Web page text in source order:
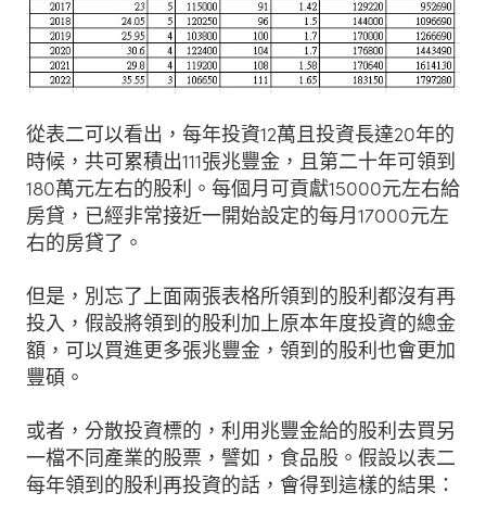
從表二可以看出，每年投資12萬且投資長達20年的
時候，共可累積出111張兆豐金，且第二十年可領到
180萬元左右的股利。每個月可貢獻15000元左右給
房貸，已經非常接近一開始設定的每月17000元左
右的房貸了。
但是，別忘了上面兩張表格所領到的股利都沒有再
投入，假設將領到的股利加上原本年度投資的總金
額，可以買進更多張兆豐金，領到的股利也會更加
豐碩。
或者，分散投資標的，利用兆豐金給的股利去買另
一檔不同產業的股票，譬如，食品股。假設以表二
每年領到的股利再投資的話，會得到這樣的結果：